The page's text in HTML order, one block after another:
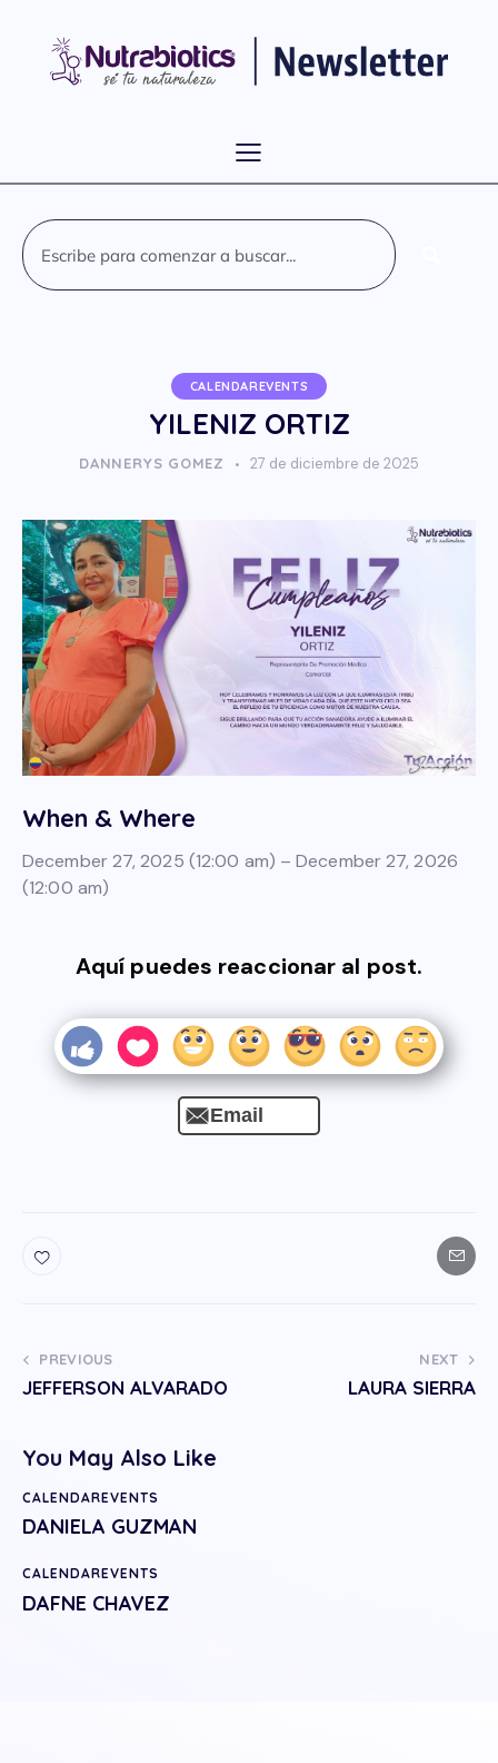
CALENDAREVENTS
YILENIZ ORTIZ
DANNERYS GOMEZ 27 de diciembre de 2025
When & Where
December 27, 2025 (12:00 am) – December 27, 2026
(12:00 am)
Aquí puedes reaccionar al post.
Email
PREVIOUS
JEFFERSON ALVARADO
NEXT
LAURA SIERRA
You May Also Like
CALENDAREVENTS
DANIELA GUZMAN
CALENDAREVENTS
DAFNE CHAVEZ